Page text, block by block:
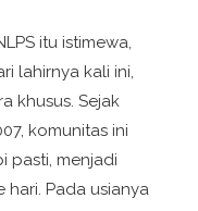
itu istimewa,
lahirnya kali ini,
khusus. Sejak
komunitas ini
pasti, menjadi
hari. Pada usianya